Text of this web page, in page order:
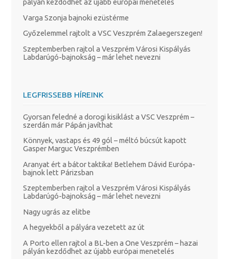
pályán kezdődhet az újabb európai menetelés
Varga Szonja bajnoki ezüstérme
Győzelemmel rajtolt a VSC Veszprém Zalaegerszegen!
Szeptemberben rajtol a Veszprém Városi Kispályás
Labdarúgó-bajnokság – már lehet nevezni
LEGFRISSEBB HÍREINK
Gyorsan feledné a dorogi kisiklást a VSC Veszprém –
szerdán már Pápán javíthat
Könnyek, vastaps és 49 gól – méltó búcsút kapott
Gasper Marguc Veszprémben
Aranyat ért a bátor taktika! Betlehem Dávid Európa-
bajnok lett Párizsban
Szeptemberben rajtol a Veszprém Városi Kispályás
Labdarúgó-bajnokság – már lehet nevezni
Nagy ugrás az elitbe
A hegyekből a pályára vezetett az út
A Porto ellen rajtol a BL-ben a One Veszprém – hazai
pályán kezdődhet az újabb európai menetelés